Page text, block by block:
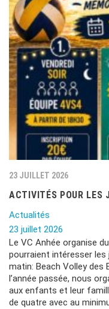
23 JUILLET 2026
ACTIVITÉS POUR LES
Actualités
23 juillet 2026
Le VC Anhée organise
pourraient intéresser les
matin: Beach Volley des
l’année passée, nous
aux enfants et leur
de quatre avec au